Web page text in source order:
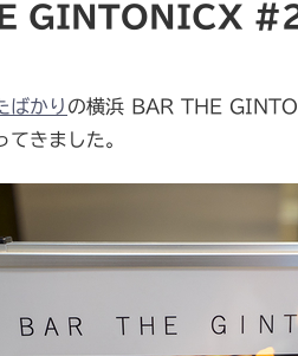
GINTONICX
ばかり の横浜 BAR THE
てきました。